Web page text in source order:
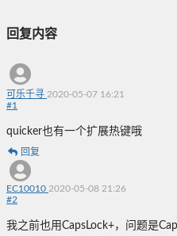
回复内容
可乐千寻 2020-05-07 16:21
#1
quicker也有一个扩展热键哦
回复
EC10010 2020-05-08 21:26
#2
我之前也用CapsLock+，问题是